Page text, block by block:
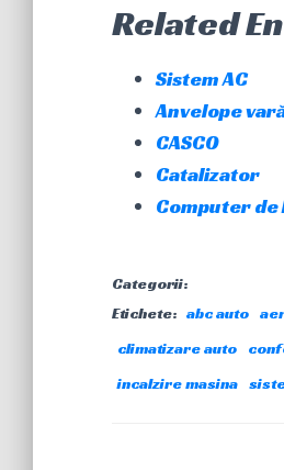
Related
Sistem AC
Anvelope
CASCO
Catalizator
Computer de
Categorii:
Etichete: abc auto
climatizare auto
incalzire masina